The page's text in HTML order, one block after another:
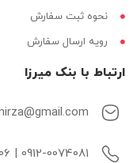
نحوه ثبت سفارش
رویه ارسال سفارش
ارتباط با بنک میرزا
0912-0074081 | 09125885606